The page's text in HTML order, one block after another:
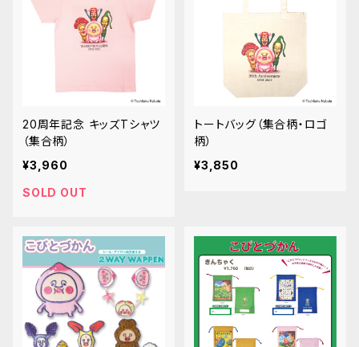
20周年記念 キッズTシャツ
（集合柄）
¥3,960
SOLD OUT
トートバッグ（集合柄・ロゴ
柄）
¥3,850